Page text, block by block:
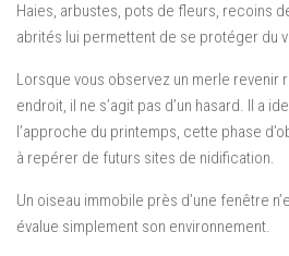
Haies, arbustes, pots de fleurs, recoins
abrités lui permettent de se protéger du
Lorsque vous observez un merle revenir
endroit, il ne s’agit pas d’un hasard. Il a
l’approche du printemps, cette phase
à repérer de futurs sites de nidification.
Un oiseau immobile près d’une fenêtre
évalue simplement son environnement.